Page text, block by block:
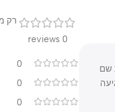
0
0
0
רק